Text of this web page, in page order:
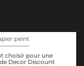
peint
choisir pour une
Decor Discount